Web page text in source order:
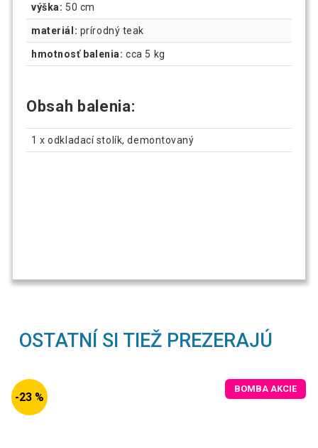
výška: 50 cm
materiál: prírodný teak
hmotnosť balenia: cca 5 kg
Obsah balenia:
1 x odkladací stolík, demontovaný
OSTATNÍ SI TIEŽ PREZERAJÚ
-23 %
BOMBA AKCIE